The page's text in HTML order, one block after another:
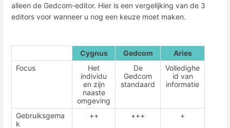
alleen de Gedcom-editor. Hier is een vergelijking van de 3
editors voor wanneer u nog een keuze moet maken.
Cygnus Gedcom
Aries
Focus
Het
individu
en zijn
naaste
omgeving
De
Gedcom
standaard
Volledighe
id van
informatie
Gebruiksgema
k
++ +++ +